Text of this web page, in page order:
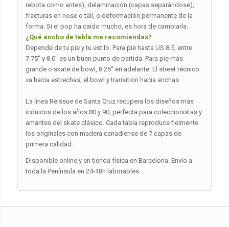
rebota como antes), delaminación (capas separándose),
fracturas en nose o tail, o deformación permanente de la
forma. Si el pop ha caído mucho, es hora de cambiarla.
¿Qué ancho de tabla me recomiendas?
Depende de tu pie y tu estilo. Para pie hasta US 8.5, entre
7.75″ y 8.0″ es un buen punto de partida. Para pie más
grande o skate de bowl, 8.25″ en adelante. El street técnico
va hacia estrechas; el bowl y transition hacia anchas.
La línea Reissue de Santa Cruz recupera los diseños más
icónicos de los años 80 y 90, perfecta para coleccionistas y
amantes del skate clásico. Cada tabla reproduce fielmente
los originales con madera canadiense de 7 capas de
primera calidad.
Disponible online y en tienda física en Barcelona. Envío a
toda la Península en 24-48h laborables.